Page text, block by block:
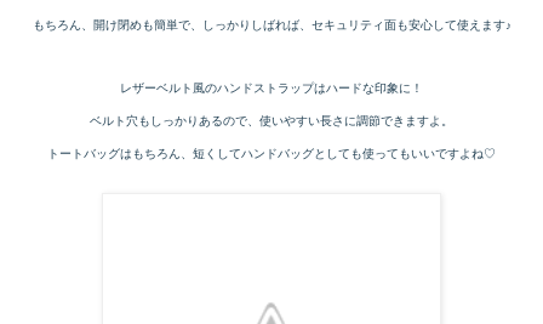
もちろん、開け閉めも簡単で、しっかりしばれば、セキュリティ面も安心して使えます♪
レザーベルト風のハンドストラップはハードな印象に！
ベルト穴もしっかりあるので、使いやすい長さに調節できますよ。
トートバッグはもちろん、短くしてハンドバッグとしても使ってもいいですよね♡